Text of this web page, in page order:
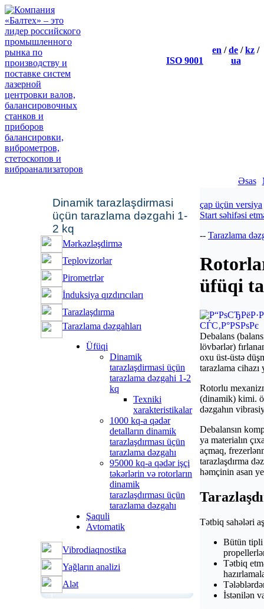
ISO 9001
en /de /kz /
ua
Əsas
Dinamik tarazlaşdirmasi
üçün tarazlama dәzgahi 1-
2 kq
Mәrkәzlәşdirmә
Teplovizorlar
Pirometrlәr
İnduksiya qızdırıcıları
Tarazlaşdırma
Tarazlama dәzgahları
Üfüqi
Dinamik
tarazlaşdirmasi üçün
tarazlama dәzgahi 1-2
kq
Texniki
xarakteristikalar
1000 kq-a qәdәr
detalların dinamik
tarazlaşdırması üçün
tarazlama dәzgahı
95000 kq-a qәdәr işçi
tәkәrlәrin vә rotorların
dinamik
tarazlaşdırması üçün
tarazlama dәzgahı
Şaquli
Avtomatik
Vibrodiaqnostika
Yağların analizi
Alәt
çap üçün versiya
Start sәhifәsi
-- Tarazlama
üfüqi
Debalans
lövbәrlәr)
oxu üst-üstә
tarazlama
Rotorlu
(dinamik) kimi.
dәzgahın
Debalansın
ya materialın
açmaq,
tarazlaşdırma
hәmçinin asan
Tәtbiq sahәlәri
Bütün tipli
Tәtbiq
İstәnilәn